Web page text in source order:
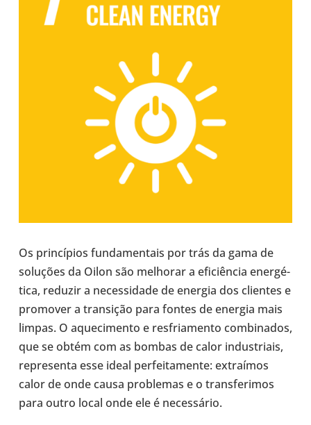
Os prin­cí­pios fun­da­men­tais por trás da gama de
solu­ções da Oilon são melho­rar a efi­ci­ên­cia ener­gé­
tica, reduzir a neces­si­dade de energia dos cli­en­tes e
pro­mo­ver a tran­si­ção para fontes de energia mais
limpas. O aque­ci­mento e res­fri­a­mento com­bi­na­dos,
que se obtém com as bombas de calor indus­tri­ais,
repre­senta esse ideal per­fei­ta­mente: extraí­mos
calor de onde causa pro­ble­mas e o trans­fe­ri­mos
para outro local onde ele é neces­sá­rio.